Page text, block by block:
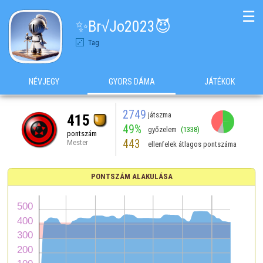
✨Br√Jo2023😈
Tag
☰
NÉVJEGY GYORS DÁMA JÁTÉKOK
415
pontszám
Mester
2749 játszma
49% győzelem (1338)
443 ellenfelek átlagos pontszáma
PONTSZÁM ALAKULÁSA